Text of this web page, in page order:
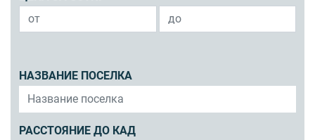
НАЗВАНИЕ ПОСЕЛКА
РАССТОЯНИЕ ДО КАД